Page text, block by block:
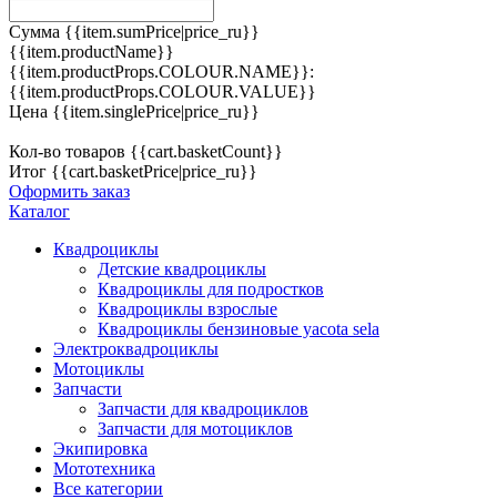
Сумма {{item.sumPrice|price_ru}}
{{item.productName}}
{{item.productProps.COLOUR.NAME}}:
{{item.productProps.COLOUR.VALUE}}
Цена {{item.singlePrice|price_ru}}
Кол-во товаров {{cart.basketCount}}
Итог {{cart.basketPrice|price_ru}}
Оформить заказ
Каталог
Квадроциклы
Детские квадроциклы
Квадроциклы для подростков
Квадроциклы взрослые
Квадроциклы бензиновые yacota sela
Электроквадроциклы
Мотоциклы
Запчасти
Запчасти для квадроциклов
Запчасти для мотоциклов
Экипировка
Мототехника
Все категории